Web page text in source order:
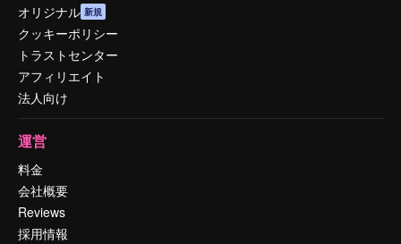
オリジナル 新規
クッキーポリシー
トラストセンター
アフィリエイト
法人向け
運営
料金
会社概要
Reviews
採用情報